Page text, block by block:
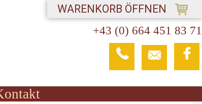
WARENKORB ÖFFNEN
+43 (0) 664 451 83 71